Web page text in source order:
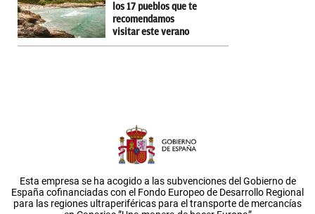
los 17 pueblos que te
recomendamos
visitar este verano
Esta empresa se ha acogido a las subvenciones del Gobierno de
España cofinanciadas con el Fondo Europeo de Desarrollo Regional
para las regiones ultraperiféricas para el transporte de mercancías